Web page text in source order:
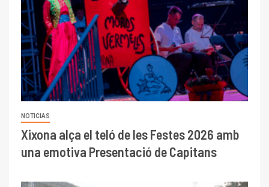
NOTICIAS
Xixona alça el teló de les Festes 2026 amb
una emotiva Presentació de Capitans